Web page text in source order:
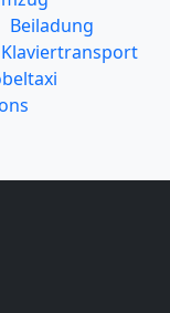
Beiladung
Klaviertransport